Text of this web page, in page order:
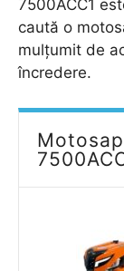
7500ACC1
caută o
mulțumit de
încredere.